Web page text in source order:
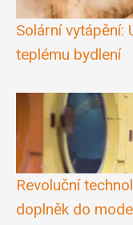
Solární vytápění:
teplému bydlení
Revoluční
doplněk do